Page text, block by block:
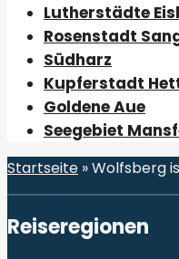
Lutherstädte
Rosenstadt
Südharz
Kupferstadt
Goldene Aue
Seegebiet
Startseite »Wolfsberg
Reiseregionen